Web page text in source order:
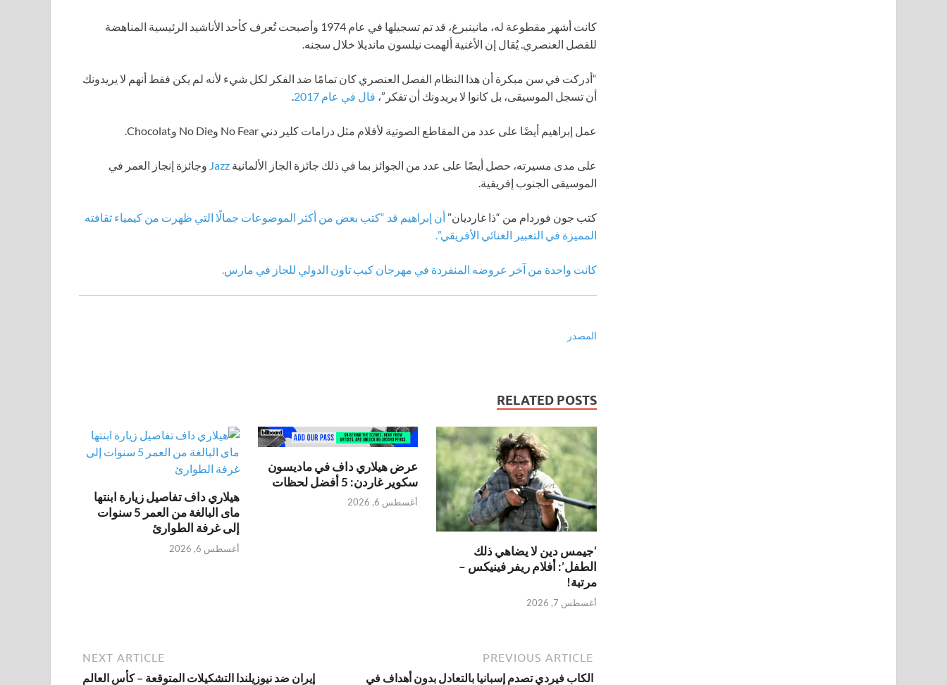
كانت أشهر مقطوعة له، مانينبرغ، قد تم تسجيلها في عام 1974 وأصبحت تُعرف كأحد الأناشيد الرئيسية المناهضة
للفصل العنصري. يُقال إن الأغنية ألهمت نيلسون مانديلا خلال سجنه.
“أدركت في سن مبكرة أن هذا النظام الفصل العنصري كان تمامًا ضد الفكر لكل شيء لأنه لم يكن فقط أنهم لا يريدونك
أن تسجل الموسيقى، بل كانوا لا يريدونك أن تفكر”، قال في عام 2017 .
عمل إبراهيم أيضًا على عدد من المقاطع الصوتية لأفلام مثل درامات كلير دني No Fear وNo Die وChocolat.
على مدى مسيرته، حصل أيضًا على عدد من الجوائز بما في ذلك جائزة الجاز الألمانية Jazz وجائزة إنجاز العمر في
الموسيقى الجنوب إفريقية.
كتب جون فوردام من “ذا غارديان” أن إبراهيم قد “كتب بعض من أكثر الموضوعات جمالًا التي ظهرت من كيمياء ثقافته
المميزة في التعبير الغنائي الأفريقي”.
كانت واحدة من آخر عروضه المنفردة في مهرجان كيب تاون الدولي للجاز في مارس.
المصدر
RELATED POSTS
‘جيمس دين لا يضاهي ذلك
الطفل’: أفلام ريفر فينيكس –
مرتبة!
أغسطس 7, 2026
عرض هيلاري داف في ماديسون
سكوير غاردن: 5 أفضل لحظات
أغسطس 6, 2026
هيلاري داف تفاصيل زيارة ابنتها
ماى البالغة من العمر 5 سنوات
إلى غرفة الطوارئ
أغسطس 6, 2026
PREVIOUS ARTICLE
الكاب فيردي تصدم إسبانيا بالتعادل بدون أهداف في
NEXT ARTICLE
إيران ضد نيوزيلندا التشكيلات المتوقعة – كأس العالم